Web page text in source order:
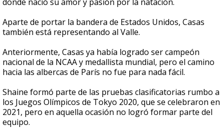
Aparte de portar la bandera de Estados Unidos, Casas
también está representando al Valle.
Anteriormente, Casas ya había logrado ser campeón
nacional de la NCAA y medallista mundial, pero el camino
hacia las albercas de París no fue para nada fácil.
Shaine formó parte de las pruebas clasificatorias rumbo a
los Juegos Olímpicos de Tokyo 2020, que se celebraron en
2021, pero en aquella ocasión no logró formar parte del
equipo.